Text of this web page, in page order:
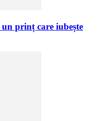
prinț care iubește